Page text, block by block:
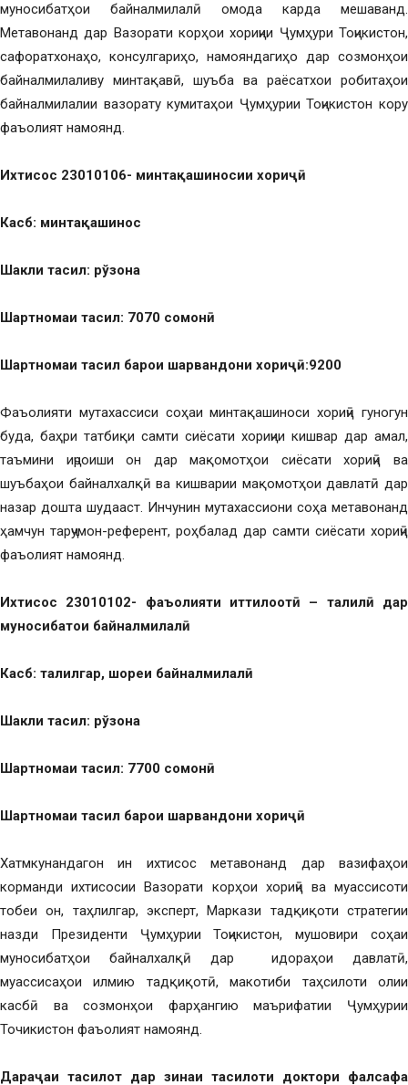
муносибатҳои байналмилалӣ омода карда мешаванд.
Метавонанд дар Вазорати корҳои хориҷии Ҷумҳури Тоҷикистон,
сафоратхонаҳо, консулгариҳо, намояндагиҳо дар созмонҳои
байналмилаливу минтақавӣ, шуъба ва раёсатхои робитаҳои
байналмилалии вазорату кумитаҳои Ҷумҳурии Тоҷикистон кору
фаъолият намоянд.
Ихтисос 23010106- минтақашиносии хориҷӣ
Касб: минтақашинос
Шакли тасил: рўзона
Шартномаи тасил: 7070 сомонӣ
Шартномаи тасил барои шарвандони хориҷӣ:9200
Фаъолияти мутахассиси соҳаи минтақашиноси хориҷӣ гуногун
буда, баҳри татбиқи самти сиёсати хориҷии кишвар дар амал,
таъмини иҷроиши он дар мақомотҳои сиёсати хориҷӣ ва
шуъбаҳои байналхалқӣ ва кишварии мақомотҳои давлатӣ дар
назар дошта шудааст. Инчунин мутахассиони соҳа метавонанд
ҳамчун тарҷумон-референт, роҳбалад дар самти сиёсати хориҷӣ
фаъолият намоянд.
Ихтисос 23010102- фаъолияти иттилоотӣ – талилӣ дар
муносибатои байналмилалӣ
Касб: талилгар, шореи байналмилалӣ
Шакли тасил: рўзона
Шартномаи тасил: 7700 сомонӣ
Шартномаи тасил барои шарвандони хориҷӣ
Хатмкунандагон ин ихтисос метавонанд дар вазифаҳои
корманди ихтисосии Вазорати корҳои хориҷӣ ва муассисоти
тобеи он, таҳлилгар, эксперт, Маркази тадқиқоти стратегии
назди Президенти Ҷумҳурии Тоҷикистон, мушовири соҳаи
муносибатҳои байналхалқӣ дар идораҳои давлатӣ,
муассисаҳои илмию тадқиқотӣ, макотиби таҳсилоти олии
касбӣ ва созмонҳои фарҳангию маърифатии Ҷумҳурии
Точикистон фаъолият намоянд.
Дараҷаи тасилот дар зинаи тасилоти доктори фалсафа